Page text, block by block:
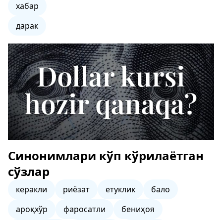
хабар
дарак
Синонимлари кўп кўрилаётган
сўзлар
керакли риёзат етуклик
бало
ароқхўр
фаросатли
бениҳоя